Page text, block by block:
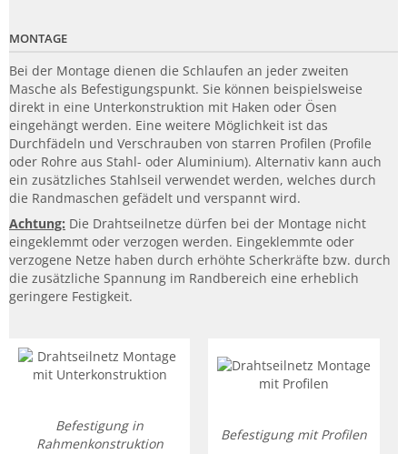
MONTAGE
Bei der Montage dienen die Schlaufen an jeder zweiten
Masche als Befestigungspunkt. Sie können beispielsweise
direkt in eine Unterkonstruktion mit Haken oder Ösen
eingehängt werden. Eine weitere Möglichkeit ist das
Durchfädeln und Verschrauben von starren Profilen (Profile
oder Rohre aus Stahl- oder Aluminium). Alternativ kann auch
ein zusätzliches Stahlseil verwendet werden, welches durch
die Randmaschen gefädelt und verspannt wird.
Achtung: Die Drahtseilnetze dürfen bei der Montage nicht
eingeklemmt oder verzogen werden. Eingeklemmte oder
verzogene Netze haben durch erhöhte Scherkräfte bzw. durch
die zusätzliche Spannung im Randbereich eine erheblich
geringere Festigkeit.
Befestigung in
Rahmenkonstruktion
Befestigung mit Profilen